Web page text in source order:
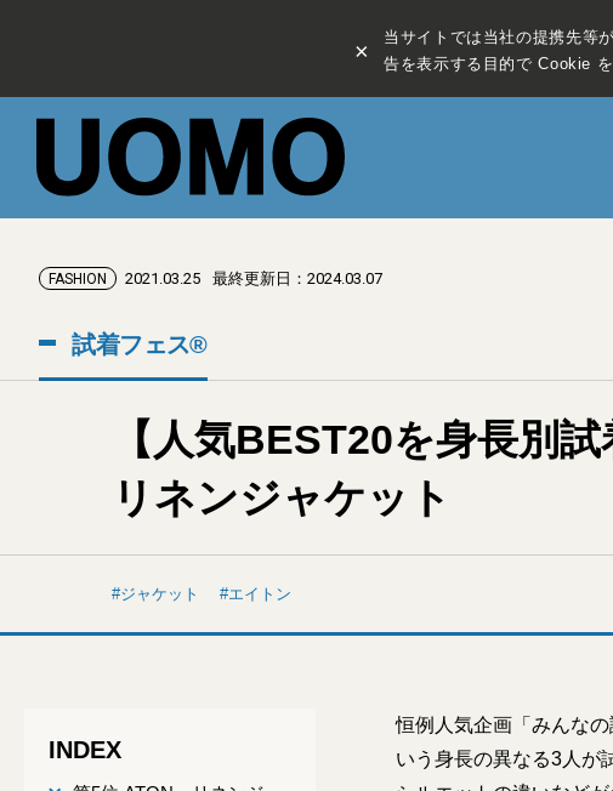
×
当サイトでは当社の提携先等
告を表示する目的で Cookie
FASHION 2021.03.25 最終更新日：2024.03.07
試着フェス®︎
【人気BEST20を身長別
リネンジャケット
ジャケット エイトン
INDEX
恒例人気企画「みんな
いう身長の異なる3人が